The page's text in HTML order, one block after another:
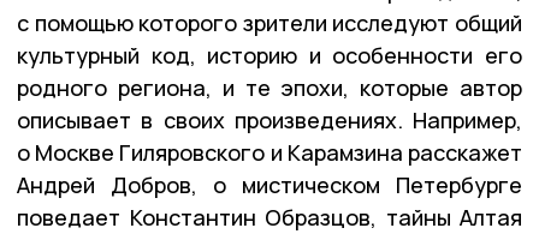
с помощью которого зрители исследуют общий
культурный код, историю и особенности его
родного региона, и те эпохи, которые автор
описывает в своих произведениях. Например,
о Москве Гиляровского и Карамзина расскажет
Андрей Добров, о мистическом Петербурге
поведает Константин Образцов, тайны Алтая